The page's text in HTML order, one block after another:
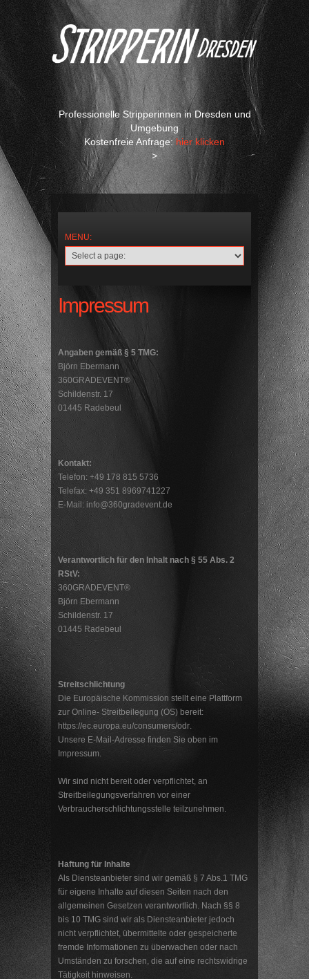
Professionelle Stripperinnen in Dresden und
Umgebung
Kostenfreie Anfrage:hier klicken
>
Impressum
Angaben gemäß § 5 TMG:
Björn Ebermann
360GRADEVENT®
Schildenstr. 17
01445 Radebeul
Kontakt:
Telefon: +49 178 815 5736
Telefax: +49 351 8969741227
E-Mail: info@360gradevent.de
Verantwortlich für den Inhalt nach § 55 Abs. 2
RStV:
360GRADEVENT®
Björn Ebermann
Schildenstr. 17
01445 Radebeul
Streitschlichtung
Die Europäische Kommission stellt eine Plattform
zur Online- Streitbeilegung (OS) bereit:
https://ec.europa.eu/consumers/odr.
Unsere E-Mail-Adresse finden Sie oben im
Impressum.
Wir sind nicht bereit oder verpflichtet, an
Streitbeilegungsverfahren vor einer
Verbraucherschlichtungsstelle teilzunehmen.
Haftung für Inhalte
Als Diensteanbieter sind wir gemäß § 7 Abs.1 TMG
für eigene Inhalte auf diesen Seiten nach den
allgemeinen Gesetzen verantwortlich. Nach §§ 8
bis 10 TMG sind wir als Diensteanbieter jedoch
nicht verpflichtet, übermittelte oder gespeicherte
fremde Informationen zu überwachen oder nach
Umständen zu forschen, die auf eine rechtswidrige
Tätigkeit hinweisen.